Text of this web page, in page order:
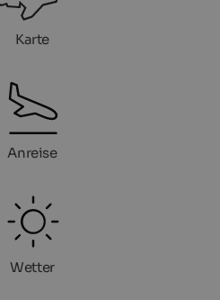
Karte
Anreise
Wetter